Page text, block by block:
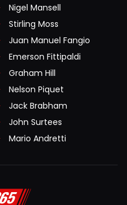
Nigel Mansell
Stirling Moss
Juan Manuel Fangio
Emerson Fittipaldi
Graham Hill
Nelson Piquet
Jack Brabham
John Surtees
Mario Andretti